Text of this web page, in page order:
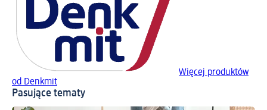
Więcej produktów
od Denkmit
Pasujące tematy